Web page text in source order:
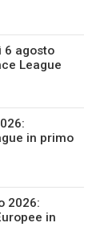
6 agosto
League
in primo
2026:
in